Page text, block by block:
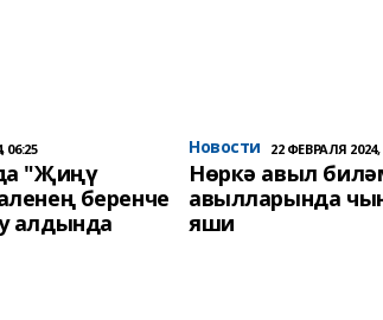
06:25
"Җиңү
беренче
алдында
Новости 22 ФЕВРАЛЯ 2024,
Нөркә авыл
авылларында
яши